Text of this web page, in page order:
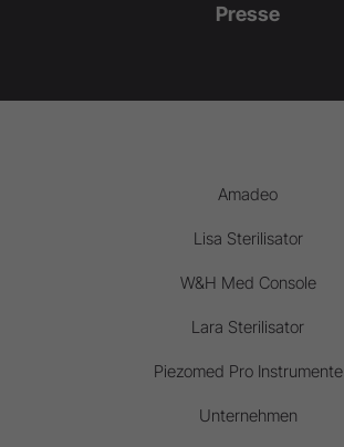
Presse
Amadeo
Lisa Sterilisator
W&H Med Console
Lara Sterilisator
Piezomed Pro Instrumente
Unternehmen